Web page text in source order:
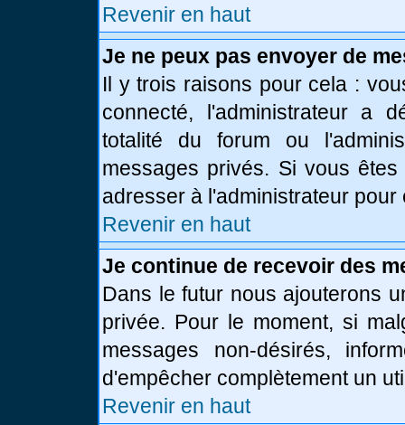
Revenir en haut
Je ne peux pas envoyer de
Il y trois raisons pour cela :
connecté, l'administrateur a
totalité du forum ou
messages privés. Si vous
adresser à l'administrateur
Revenir en haut
Je continue de recevoir des
Dans le futur nous ajouterons
privée. Pour le moment, si
messages non-désirés,
d'empêcher complètement un
Revenir en haut